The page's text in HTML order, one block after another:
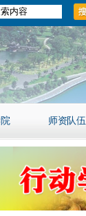
师资队伍